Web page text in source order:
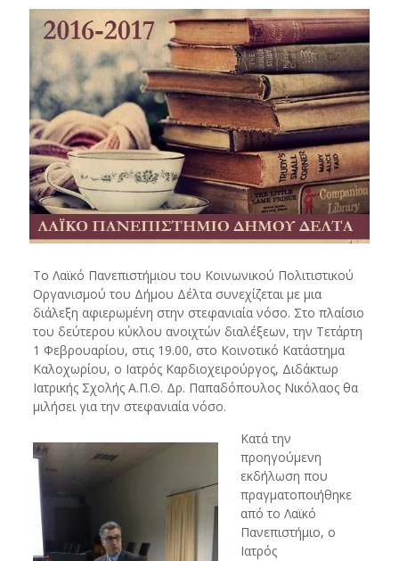
Το Λαϊκό Πανεπιστήμιου του Κοινωνικού Πολιτιστικού
Οργανισμού του Δήμου Δέλτα συνεχίζεται με μια
διάλεξη αφιερωμένη στην στεφανιαία νόσο. Στο πλαίσιο
του δεύτερου κύκλου ανοιχτών διαλέξεων, την Τετάρτη
1 Φεβρουαρίου, στις 19.00, στο Κοινοτικό Κατάστημα
Καλοχωρίου, ο Ιατρός Καρδιοχειρούργος, Διδάκτωρ
Ιατρικής Σχολής Α.Π.Θ. Δρ. Παπαδόπουλος Νικόλαος θα
μιλήσει για την στεφανιαία νόσο.
Κατά την
προηγούμενη
εκδήλωση που
πραγματοποιήθηκε
από το Λαϊκό
Πανεπιστήμιο, ο
Ιατρός